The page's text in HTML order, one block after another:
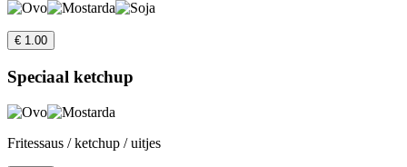
€ 1.00
Speciaal ketchup
Fritessaus / ketchup / uitjes